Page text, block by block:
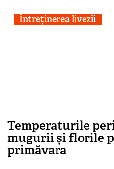
Întreținerea livezii
Temperaturile
mugurii și florile
primăvara